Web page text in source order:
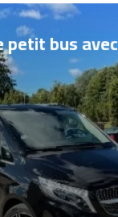
petit bus avec